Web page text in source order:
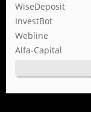
WiseDeposit
InvestBot
Webline
Alfa-Capital